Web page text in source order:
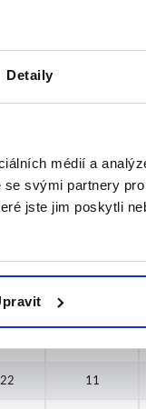
Detaily
médií a
svými partnery
jste jim poskytli
22 11
13
22 11